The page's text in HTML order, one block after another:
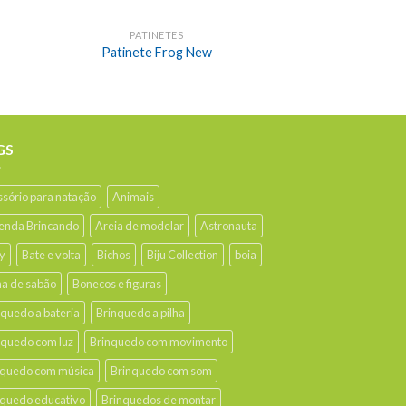
PATINETES
Patinete Frog New
para natação
Animais
Brincando
Areia de modelar
Astronauta
Bate e volta Bichos Biju Collection
boia
de sabão
Bonecos e figuras
a bateria
Brinquedo a pilha
com luz
Brinquedo com movimento
com música
Brinquedo com som
educativo
Brinquedos de montar